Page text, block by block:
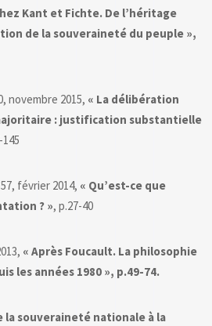
Kant et Fichte. De l’héritage
de la souveraineté du peuple »,
novembre 2015, « La délibération
: justification substantielle
février 2014, « Qu’est-ce que
? », p.27-40
« Après Foucault. La philosophie
les années 1980 », p.49-74.
la souveraineté nationale à la